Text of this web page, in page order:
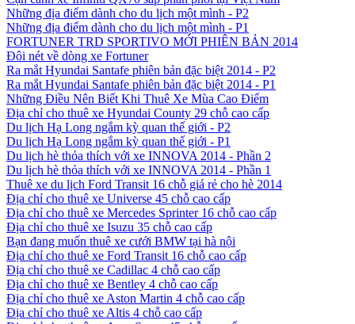
Những địa điểm dành cho du lịch một mình - P2
Những địa điểm dành cho du lịch một mình - P1
FORTUNER TRD SPORTIVO MỚI PHIÊN BẢN 2014
Đôi nét về dòng xe Fortuner
Ra mắt Hyundai Santafe phiên bản đặc biệt 2014 - P2
Ra mắt Hyundai Santafe phiên bản đặc biệt 2014 - P1
Những Điều Nên Biết Khi Thuê Xe Mùa Cao Điểm
Địa chỉ cho thuê xe Hyundai County 29 chỗ cao cấp
Du lịch Hạ Long ngắm kỳ quan thế giới - P2
Du lịch Hạ Long ngắm kỳ quan thế giới - P1
Du lịch hè thỏa thích với xe INNOVA 2014 - Phần 2
Du lịch hè thỏa thích với xe INNOVA 2014 - Phần 1
Thuê xe du lịch Ford Transit 16 chỗ giá rẻ cho hè 2014
Địa chỉ cho thuê xe Universe 45 chỗ cao cấp
Địa chỉ cho thuê xe Mercedes Sprinter 16 chỗ cao cấp
Địa chỉ cho thuê xe Isuzu 35 chỗ cao cấp
Bạn đang muốn thuê xe cưới BMW tại hà nội
Địa chỉ cho thuê xe Ford Transit 16 chỗ cao cấp
Địa chỉ cho thuê xe Cadillac 4 chỗ cao cấp
Địa chỉ cho thuê xe Bentley 4 chỗ cao cấp
Địa chỉ cho thuê xe Aston Martin 4 chỗ cao cấp
Địa chỉ cho thuê xe Altis 4 chỗ cao cấp